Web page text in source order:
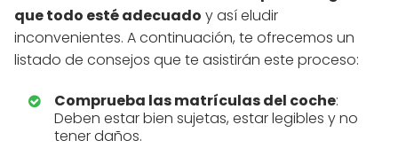
que todo esté adecuado y así eludir
inconvenientes. A continuación, te ofrecemos un
listado de consejos que te asistirán este proceso:
Comprueba las matrículas del coche:
Deben estar bien sujetas, estar legibles y no
tener daños.